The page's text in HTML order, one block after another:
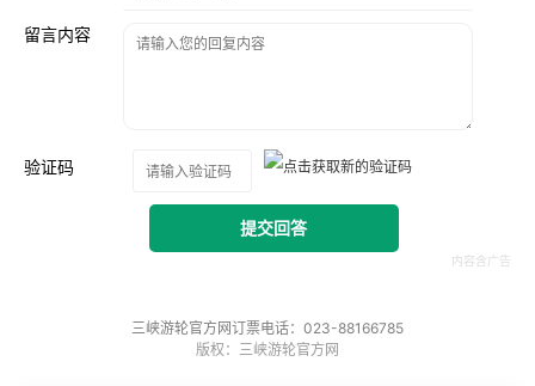
留言内容
验证码
提交回答
三峡游轮官方网订票电话：023-88166785
版权：三峡游轮官方网